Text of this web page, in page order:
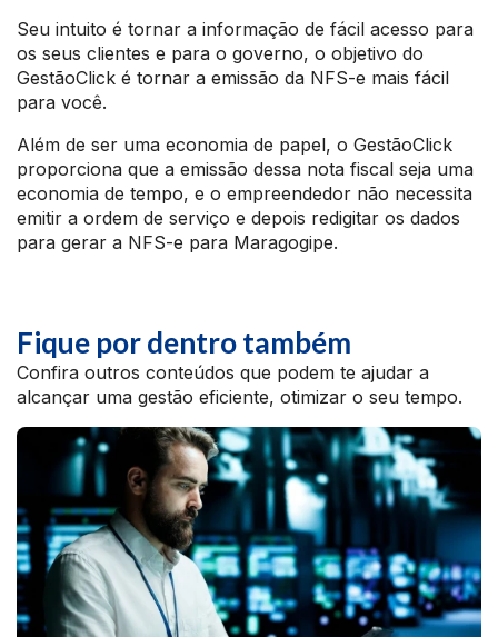
Seu intuito é tornar a informação de fácil acesso para
os seus clientes e para o governo, o objetivo do
GestãoClick é tornar a emissão da NFS-e mais fácil
para você.
Além de ser uma economia de papel, o GestãoClick
proporciona que a emissão dessa nota fiscal seja uma
economia de tempo, e o empreendedor não necessita
emitir a ordem de serviço e depois redigitar os dados
para gerar a NFS-e para Maragogipe.
Fique por dentro também
Confira outros conteúdos que podem te ajudar a
alcançar uma gestão eficiente, otimizar o seu tempo.